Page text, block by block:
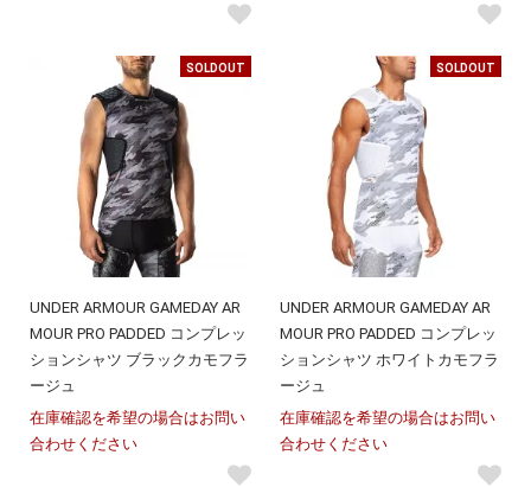
SOLDOUT
UNDER ARMOUR GAMEDAY AR
MOUR PRO PADDED コンプレッ
ションシャツ ブラックカモフラ
ージュ
在庫確認を希望の場合はお問い
合わせください
SOLDOUT
UNDER ARMOUR GAMEDAY AR
MOUR PRO PADDED コンプレッ
ションシャツ ホワイトカモフラ
ージュ
在庫確認を希望の場合はお問い
合わせください